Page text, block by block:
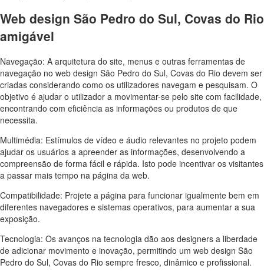
Web design São Pedro do Sul, Covas do Rio
amigável
Navegação: A arquitetura do site, menus e outras ferramentas de
navegação no web design São Pedro do Sul, Covas do Rio devem ser
criadas considerando como os utilizadores navegam e pesquisam. O
objetivo é ajudar o utilizador a movimentar-se pelo site com facilidade,
encontrando com eficiência as informações ou produtos de que
necessita.
Multimédia: Estímulos de vídeo e áudio relevantes no projeto podem
ajudar os usuários a apreender as informações, desenvolvendo a
compreensão de forma fácil e rápida. Isto pode incentivar os visitantes
a passar mais tempo na página da web.
Compatibilidade: Projete a página para funcionar igualmente bem em
diferentes navegadores e sistemas operativos, para aumentar a sua
exposição.
Tecnologia: Os avanços na tecnologia dão aos designers a liberdade
de adicionar movimento e inovação, permitindo um web design São
Pedro do Sul, Covas do Rio sempre fresco, dinâmico e profissional.